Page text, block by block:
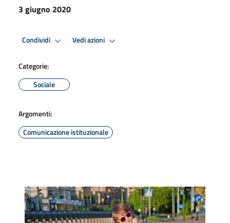
3 giugno 2020
Condividi Vedi azioni
Categorie:
Sociale
Argomenti:
Comunicazione istituzionale